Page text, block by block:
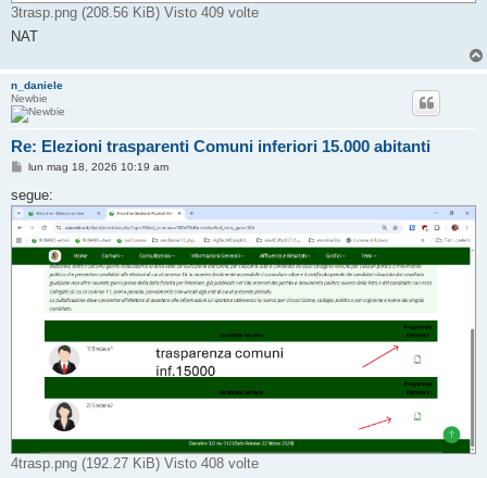
3trasp.png (208.56 KiB) Visto 409 volte
NAT
n_daniele
Newbie
Re: Elezioni trasparenti Comuni inferiori 15.000 abitanti
M
s
s
a
g
lun mag 18, 2026 10:19 am
segue:
4trasp.png (192.27 KiB) Visto 408 volte